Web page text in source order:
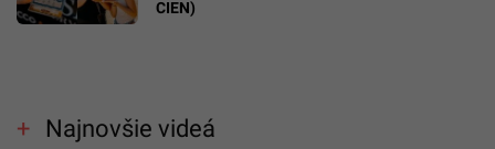
CIEN)
Najnovšie videá